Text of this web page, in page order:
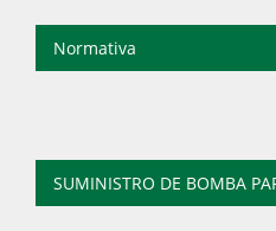
Normativa
SUMINISTRO DE BOMBA